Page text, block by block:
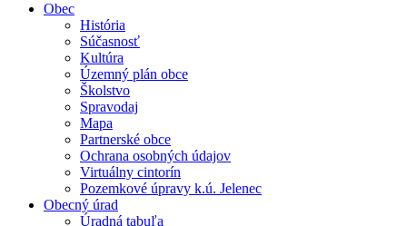
Obec
História
Súčasnosť
Kultúra
Územný plán obce
Školstvo
Spravodaj
Mapa
Partnerské obce
Ochrana osobných údajov
Virtuálny cintorín
Pozemkové úpravy k.ú. Jelenec
Obecný úrad
Úradná tabuľa